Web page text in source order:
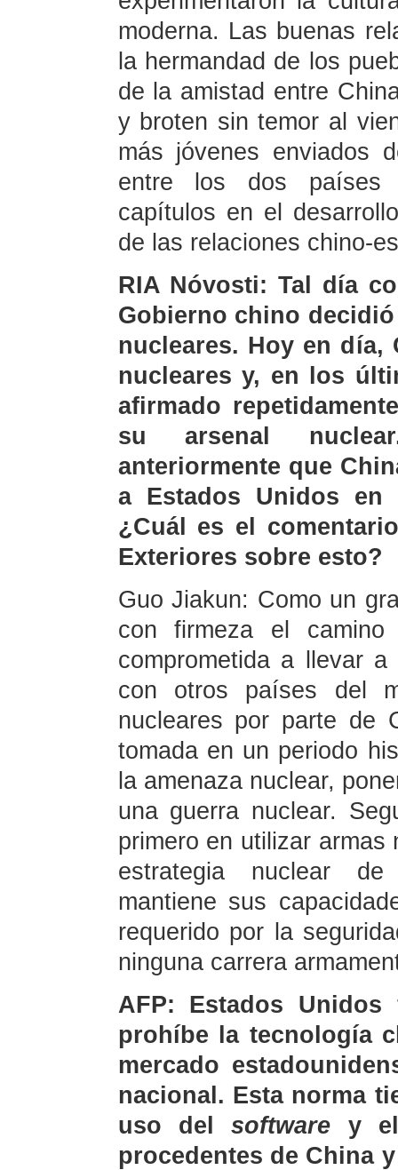
moderna. Las buenas
la hermandad de los
de la amistad entre
y broten sin temor al
más jóvenes enviados
entre los dos países
capítulos en el
de las relaciones chino-
RIA Nóvosti: Tal día
Gobierno chino
nucleares. Hoy en día,
nucleares y, en los
afirmado
su arsenal
anteriormente que
a Estados Unidos en
¿Cuál es el
Exteriores sobre esto?
Guo Jiakun: Como un
con firmeza el
comprometida a llevar
con otros países del
nucleares por parte de
tomada en un periodo
la amenaza nuclear,
una guerra nuclear.
primero en utilizar
estrategia nuclear de
mantiene sus
requerido por la
ninguna carrera
AFP: Estados
prohíbe la tecnología
mercado
nacional. Esta norma
uso delsoftware y
procedentes de China